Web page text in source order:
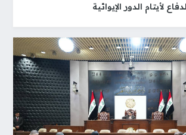
لأيتام الدور الإيوائية